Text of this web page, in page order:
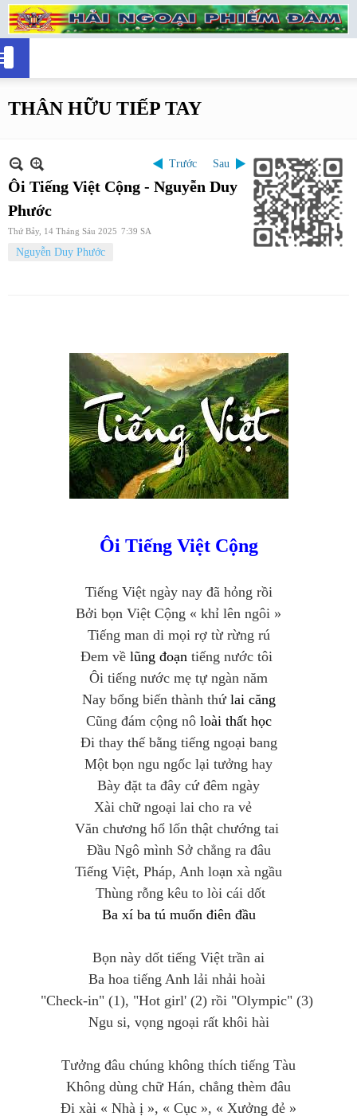
THÂN HỮU TIẾP TAY
Trước Sau
Ôi Tiếng Việt Cộng - Nguyễn Duy
Phước
Thứ Bảy, 14 Tháng Sáu 2025 7:39 SA
Nguyễn Duy Phước
Ôi Tiếng Việt Cộng
Tiếng Việt ngày nay đã hỏng rồi
Bởi bọn Việt Cộng « khỉ lên ngôi »
Tiếng man di mọi rợ từ rừng rú
Đem về lũng đoạn tiếng nước tôi
Ôi tiếng nước mẹ tự ngàn năm
Nay bổng biến thành thứ lai căng
Cũng đám cộng nô loài thất học
Đi thay thế bằng tiếng ngoại bang
Một bọn ngu ngốc lại tưởng hay
Bày đặt ta đây cứ đêm ngày
Xài chữ ngoại lai cho ra vẻ
Văn chương hổ lốn thật chướng tai
Đầu Ngô mình Sở chẳng ra đâu
Tiếng Việt, Pháp, Anh loạn xà ngầu
Thùng rỗng kêu to lòi cái dốt
Ba xí ba tú muốn điên đầu
Bọn này dốt tiếng Việt trần ai
Ba hoa tiếng Anh lải nhải hoài
"Check-in" (1), "Hot girl' (2) rồi "Olympic" (3)
Ngu si, vọng ngoại rất khôi hài
Tưởng đâu chúng không thích tiếng Tàu
Không dùng chữ Hán, chẳng thèm đâu
Đi xài « Nhà ị », « Cục », « Xưởng đẻ »